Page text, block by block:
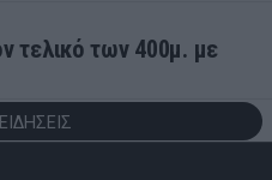
τελικό των 400μ. με